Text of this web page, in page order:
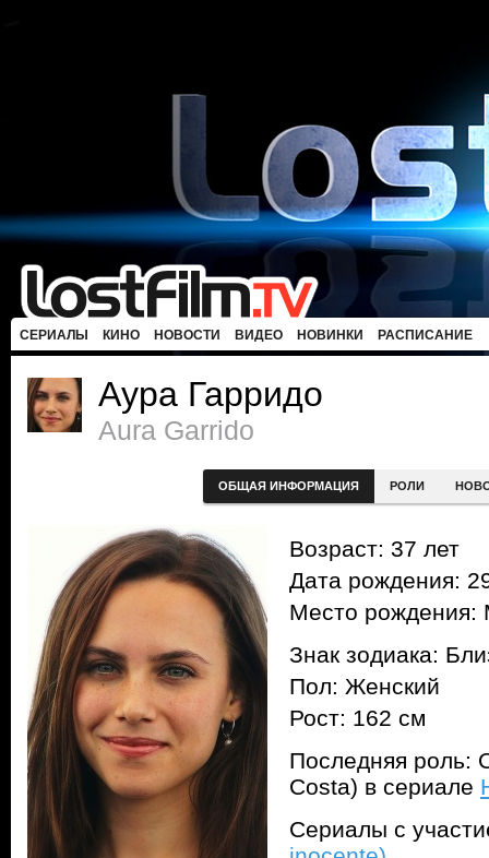
СЕРИАЛЫ КИНО НОВОСТИ ВИДЕО НОВИНКИ РАСПИСАНИЕ
Аура Гарридо
Aura Garrido
ОБЩАЯ ИНФОРМАЦИЯ РОЛИ
Возраст: 37 лет
Дата рождения:
Место рождения:
Знак зодиака:
Пол: Женский
Рост: 162 см
Последняя роль:
Costa) в сериале
Сериалы с